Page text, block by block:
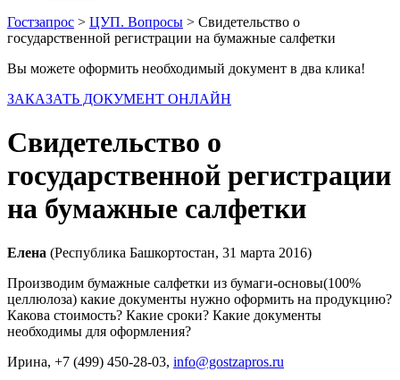
Гостзапрос > ЦУП. Вопросы > Свидетельство о
государственной регистрации на бумажные салфетки
Вы можете оформить необходимый документ в два клика!
ЗАКАЗАТЬ ДОКУМЕНТ ОНЛАЙН
Свидетельство о
государственной регистрации
на бумажные салфетки
Елена (Республика Башкортостан, 31 марта 2016)
Производим бумажные салфетки из бумаги-основы(100%
целлюлоза) какие документы нужно оформить на продукцию?
Какова стоимость? Какие сроки? Какие документы
необходимы для оформления?
Ирина, +7 (499) 450-28-03, info@gostzapros.ru